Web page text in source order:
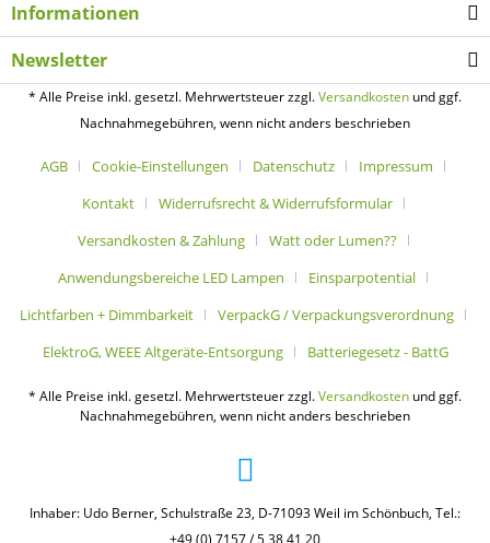
Informationen
Newsletter
* Alle Preise inkl. gesetzl. Mehrwertsteuer zzgl.Versandkosten und ggf.
Nachnahmegebühren, wenn nicht anders beschrieben
AGB Cookie-Einstellungen Datenschutz
Impressum
Kontakt
Widerrufsrecht & Widerrufsformular
Versandkosten & Zahlung
Watt oder Lumen??
Anwendungsbereiche LED Lampen
Einsparpotential
Lichtfarben + Dimmbarkeit
VerpackG / Verpackungsverordnung
ElektroG, WEEE Altgeräte-Entsorgung
Batteriegesetz - BattG
* Alle Preise inkl. gesetzl. Mehrwertsteuer zzgl.Versandkosten und ggf.
Nachnahmegebühren, wenn nicht anders beschrieben
Inhaber: Udo Berner, Schulstraße 23, D-71093 Weil im Schönbuch, Tel.:
+49 (0) 7157 / 5 38 41 20